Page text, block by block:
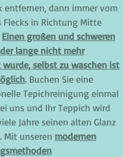
entfernen, dann immer vom
Flecks in Richtung Mitte
Einen großen und schweren
lange nicht mehr
selbst zu waschen ist
. Buchen Sie eine
Tepichreinigung einmal
uns und Ihr Teppich wird
Jahre seinen alten Glanz
Mit unseren modernen